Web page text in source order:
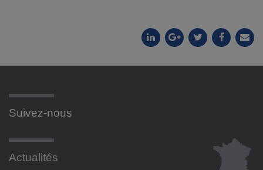
Suivez-nous
Actualités